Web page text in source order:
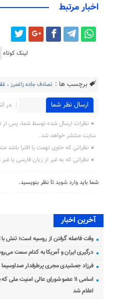
اخبار مرتبط
لینک کوتاه
برچسب ها : تصادف جاده زاغمرز ،
ارسال نظر شما
در
نظرات ارسال شده توسط شما، پس از
سایت منتشر خواهد شد.
نظراتی که حاوی تهمت یا افترا باشد
نظراتی که به غیر از زبان فارسی یا
شما بایدوارد شویدتا نظر بنویسید.
آخرین اخبار
وقت فاصله گرفتن از روسیه است؛ تنش
درگیری ایران و آمریکا به کدام سمت
فرزاد جمشیدی مجری پرطرفدار صداوسیما
اسامی ۱۱ عضو شورای عالی امنیت
اعلام شد